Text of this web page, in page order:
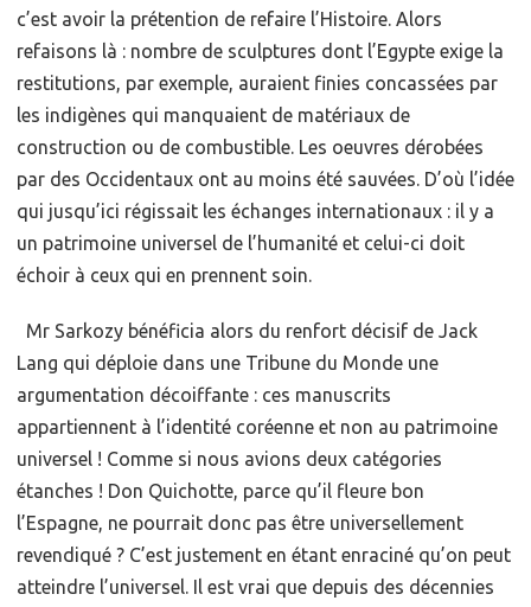
c’est avoir la prétention de refaire l’Histoire. Alors
refaisons là : nombre de sculptures dont l’Egypte exige la
restitutions, par exemple, auraient finies concassées par
les indigènes qui manquaient de matériaux de
construction ou de combustible. Les oeuvres dérobées
par des Occidentaux ont au moins été sauvées. D’où l’idée
qui jusqu’ici régissait les échanges internationaux : il y a
un patrimoine universel de l’humanité et celui-ci doit
échoir à ceux qui en prennent soin.
Mr Sarkozy bénéficia alors du renfort décisif de Jack
Lang qui déploie dans une Tribune du Monde une
argumentation décoiffante : ces manuscrits
appartiennent à l’identité coréenne et non au patrimoine
universel ! Comme si nous avions deux catégories
étanches ! Don Quichotte, parce qu’il fleure bon
l’Espagne, ne pourrait donc pas être universellement
revendiqué ? C’est justement en étant enraciné qu’on peut
atteindre l’universel. Il est vrai que depuis des décennies